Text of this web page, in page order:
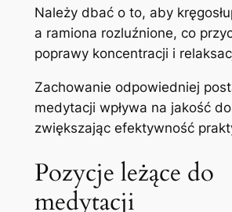
Należy dbać o to, aby
a ramiona rozluźnione, co
poprawy koncentracji i
Zachowanie odpowiedniej
medytacji wpływa na jakość
zwiększając efektywność
Pozycje leżące do
medytacji